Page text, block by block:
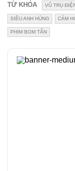
TỪ KHÓA VŨ TRỤ
SIÊU ANH HÙNG CẢM
PHIM BOM TẤN